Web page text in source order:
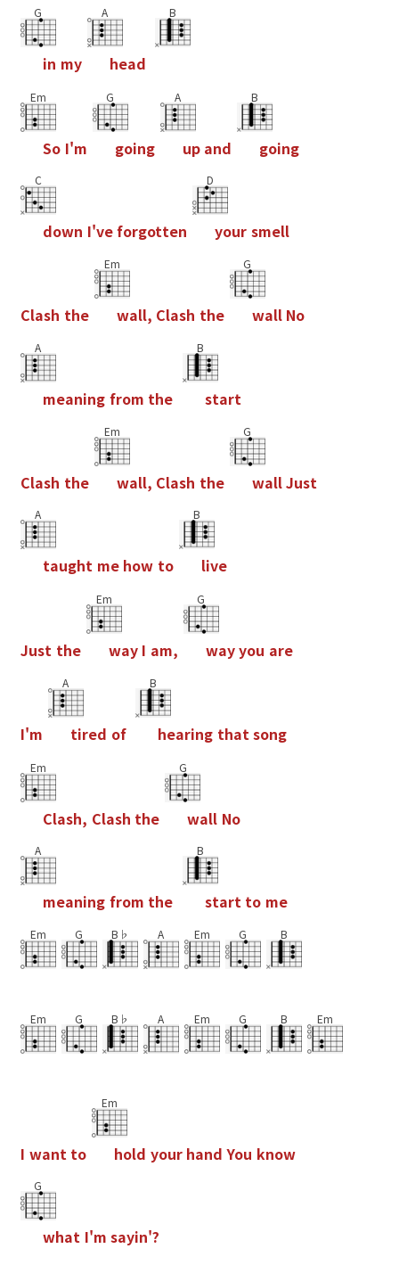
G
in my
A
head
B
Em
So I'm
G
going
A
up and
B
going
C
down I'veforgotten
D
your smell
Clash the
Em
wall, Clash the
G
wall No
A
meaning from the
B
start
Clash the
Em
wall, Clash the
G
wallJust
A
taught me how to
B
live
Just the
Em
way I am,
G
wayyou are
I'm
A
tired of
B
hearing thatsong
Em
Clash, Clash the
G
wall No
A
meaning from the
B
start to me
Em G B♭ A Em G B
Em G B♭ A Em G B Em
I want to
Em
hold your hand You know
G
what I'm sayin'?